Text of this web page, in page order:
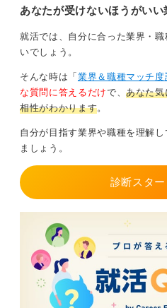
あなたが受けないほうがい
就活では、自分に合った業界・
いでしょう。
そんな時は「 業界＆職種マッチ度
な質問に答えるだけで、あなた
相性がわかります。
自分が目指す業界や職種を理解
ましょう。
診断スタ